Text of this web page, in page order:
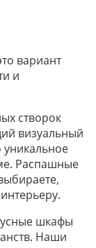
вариант
и
створок
визуальный
уникальное
Распашные
шкафы
Наши